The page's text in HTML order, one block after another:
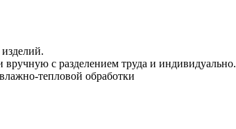
с разделением труда и индивидуально.
тепловой обработки